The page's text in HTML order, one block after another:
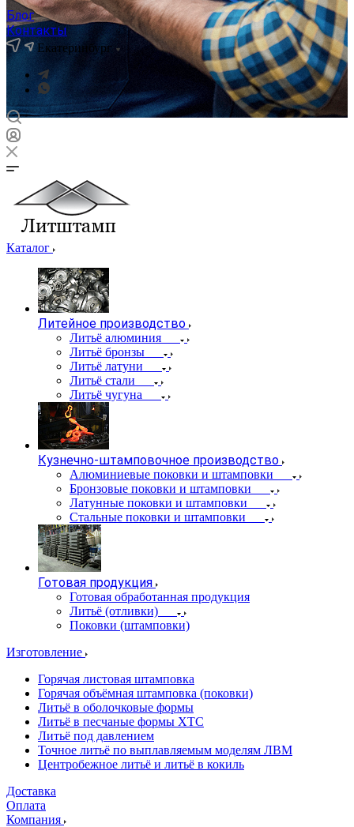
Блог
Контакты
Екатеринбург
Каталог
Литейное производство
Литьё алюминия
Литьё бронзы
Литьё латуни
Литьё стали
Литьё чугуна
Кузнечно-штамповочное производство
Алюминиевые поковки и штамповки
Бронзовые поковки и штамповки
Латунные поковки и штамповки
Стальные поковки и штамповки
Готовая продукция
Готовая обработанная продукция
Литьё (отливки)
Поковки (штамповки)
Изготовление
Горячая листовая штамповка
Горячая объёмная штамповка (поковки)
Литьё в оболочковые формы
Литьё в песчаные формы ХТС
Литьё под давлением
Точное литьё по выплавляемым моделям ЛВМ
Центробежное литьё и литьё в кокиль
Доставка
Оплата
Компания